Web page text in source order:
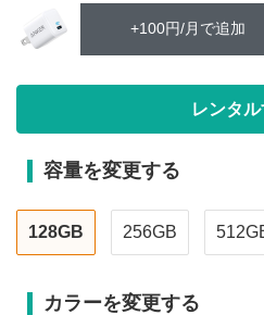
+100円/月で追加
容量を変更する
128GB 256GB
カラーを変更する